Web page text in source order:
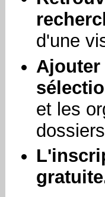
d'une
Ajouter
et les